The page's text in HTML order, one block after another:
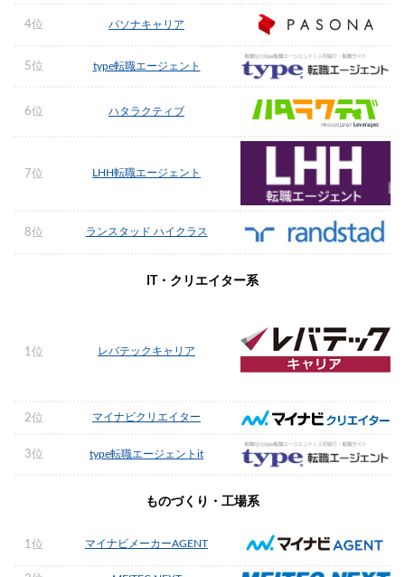
4位 パソナキャリア
5位 type転職エージェント
6位 ハタラクティブ
7位 LHH転職エージェント
8位 ランスタッド ハイクラス
IT・クリエイター系
1位 レバテックキャリア
2位 マイナビクリエイター
3位 type転職エージェントit
ものづくり・工場系
1位 マイナビメーカーAGENT